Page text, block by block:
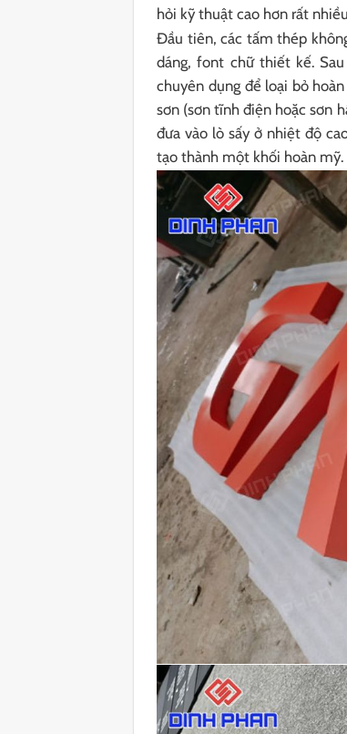
hỏi kỹ thuật cao hơn rất
Đầu tiên, các tấm thép
dáng, font chữ thiết kế.
chuyên dụng để loại bỏ
sơn (sơn tĩnh điện hoặc sơn
đưa vào lò sấy ở nhiệt độ
tạo thành một khối hoàn mỹ.